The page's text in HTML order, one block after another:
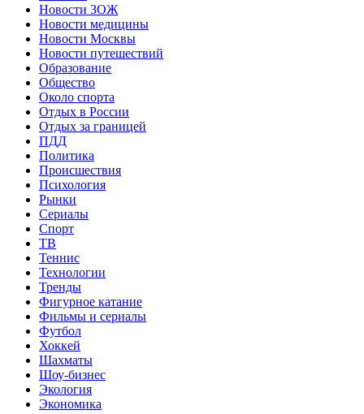
Новости ЗОЖ
Новости медицины
Новости Москвы
Новости путешествий
Образование
Общество
Около спорта
Отдых в России
Отдых за границей
ПДД
Политика
Происшествия
Психология
Рынки
Сериалы
Спорт
ТВ
Теннис
Технологии
Тренды
Фигурное катание
Фильмы и сериалы
Футбол
Хоккей
Шахматы
Шоу-бизнес
Экология
Экономика